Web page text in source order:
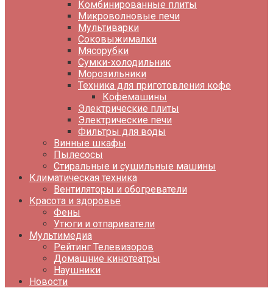
Комбинированные плиты
Микроволновые печи
Мультиварки
Соковыжималки
Мясорубки
Сумки-холодильник
Морозильники
Техника для приготовления кофе
Кофемашины
Электрические плиты
Электрические печи
Фильтры для воды
Винные шкафы
Пылесосы
Стиральные и сушильные машины
Климатическая техника
Вентиляторы и обогреватели
Красота и здоровье
Фены
Утюги и отпариватели
Мультимедиа
Рейтинг Телевизоров
Домашние кинотеатры
Наушники
Новости